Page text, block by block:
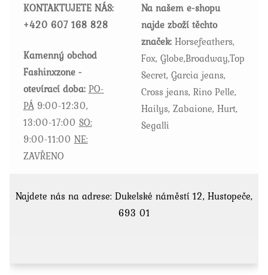
na
stránce
produktu
KONTAKTUJETE NÁS:
+420 607 168 828
Kamenný obchod
Fashinxzone -
otevírací doba: PO-
PÁ9:00-12:30,
13:00-17:00 SO:
9:00-11:00 NE:
ZAVŘENO
Na našem e-shopu
najde zboží těchto
značek: Horsefeathers,
Fox, Globe,Broadway,Top
Secret, Garcia jeans,
Cross jeans, Rino Pelle,
Hailys, Zabaione, Hurt,
Segalli
Najdete nás na adrese: Dukelské náměstí 12, Hustopeče,
693 01